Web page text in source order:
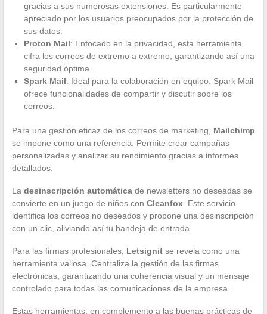
gracias a sus numerosas extensiones. Es particularmente
apreciado por los usuarios preocupados por la protección de
sus datos.
Proton Mail: Enfocado en la privacidad, esta herramienta
cifra los correos de extremo a extremo, garantizando así una
seguridad óptima.
Spark Mail: Ideal para la colaboración en equipo, Spark Mail
ofrece funcionalidades de compartir y discutir sobre los
correos.
Para una gestión eficaz de los correos de marketing, Mailchimp
se impone como una referencia. Permite crear campañas
personalizadas y analizar su rendimiento gracias a informes
detallados.
La desinscripción automáticade newsletters no deseadas se
convierte en un juego de niños con Cleanfox. Este servicio
identifica los correos no deseados y propone una desinscripción
con un clic, aliviando así tu bandeja de entrada.
Para las firmas profesionales, Letsignitse revela como una
herramienta valiosa. Centraliza la gestión de las firmas
electrónicas, garantizando una coherencia visual y un mensaje
controlado para todas las comunicaciones de la empresa.
Estas herramientas, en complemento a las buenas prácticas de